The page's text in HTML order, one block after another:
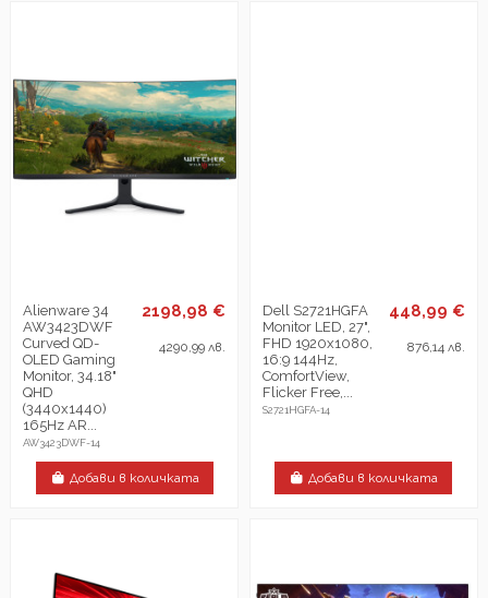
Alienware 34
AW3423DWF
Curved QD-
OLED Gaming
Monitor, 34.18"
QHD
(3440x1440)
165Hz AR...
AW3423DWF-14
2198,98 €
4290,99 лв.
Добави в количката
Dell S2721HGFA
Monitor LED, 27",
FHD 1920x1080,
16:9 144Hz,
ComfortView,
Flicker Free,...
S2721HGFA-14
448,99 €
876,14 лв.
Добави в количката